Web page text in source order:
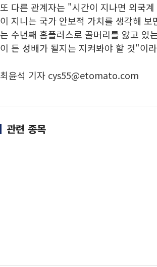
또 다른 관계자는 "시간이 지나면 외국
이 지니는 국가 안보적 가치를 생각해
는 수년째 홈플러스로 골머리를 앓고 있
이 든 성배가 될지는 지켜봐야 할 것"이
최윤석 기자 cys55@etomato.com
관련 종목